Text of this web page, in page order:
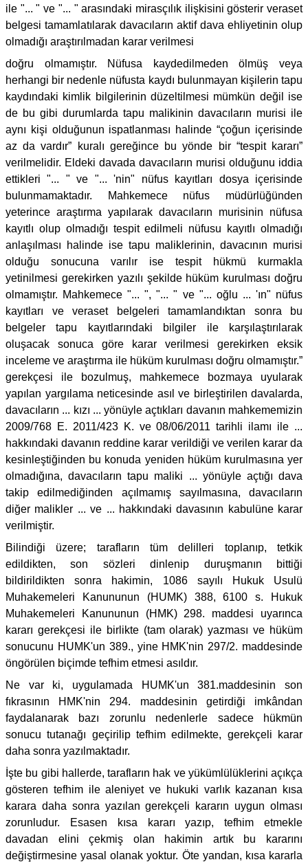
ile "... " ve "... " arasındaki mirasçılık ilişkisini gösterir veraset
belgesi tamamlatılarak davacıların aktif dava ehliyetinin olup
olmadığı araştırılmadan karar verilmesi
doğru olmamıştır. Nüfusa kaydedilmeden ölmüş veya
herhangi bir nedenle nüfusta kaydı bulunmayan kişilerin tapu
kaydındaki kimlik bilgilerinin düzeltilmesi mümkün değil ise
de bu gibi durumlarda tapu malikinin davacıların murisi ile
aynı kişi olduğunun ispatlanması halinde “çoğun içerisinde
az da vardır” kuralı gereğince bu yönde bir “tespit kararı”
verilmelidir. Eldeki davada davacıların murisi olduğunu iddia
ettikleri "... " ve "... 'nin" nüfus kayıtları dosya içerisinde
bulunmamaktadır. Mahkemece nüfus müdürlüğünden
yeterince araştırma yapılarak davacıların murisinin nüfusa
kayıtlı olup olmadığı tespit edilmeli nüfusu kayıtlı olmadığı
anlaşılması halinde ise tapu maliklerinin, davacının murisi
olduğu sonucuna varılır ise tespit hükmü kurmakla
yetinilmesi gerekirken yazılı şekilde hüküm kurulması doğru
olmamıştır. Mahkemece "... ", "... " ve "... oğlu ... 'ın" nüfus
kayıtları ve veraset belgeleri tamamlandıktan sonra bu
belgeler tapu kayıtlarındaki bilgiler ile karşılaştırılarak
oluşacak sonuca göre karar verilmesi gerekirken eksik
inceleme ve araştırma ile hüküm kurulması doğru olmamıştır.”
gerekçesi ile bozulmuş, mahkemece bozmaya uyularak
yapılan yargılama neticesinde asıl ve birleştirilen davalarda,
davacıların ... kızı ... yönüyle açtıkları davanın mahkememizin
2009/768 E. 2011/423 K. ve 08/06/2011 tarihli ilamı ile ...
hakkındaki davanın reddine karar verildiği ve verilen karar da
kesinleştiğinden bu konuda yeniden hüküm kurulmasına yer
olmadığına, davacıların tapu maliki ... yönüyle açtığı dava
takip edilmediğinden açılmamış sayılmasına, davacıların
diğer malikler ... ve ... hakkındaki davasının kabulüne karar
verilmiştir.
Bilindiği üzere; tarafların tüm delilleri toplanıp, tetkik
edildikten, son sözleri dinlenip duruşmanın bittiği
bildirildikten sonra hakimin, 1086 sayılı Hukuk Usulü
Muhakemeleri Kanununun (HUMK) 388, 6100 s. Hukuk
Muhakemeleri Kanununun (HMK) 298. maddesi uyarınca
kararı gerekçesi ile birlikte (tam olarak) yazması ve hüküm
sonucunu HUMK'un 389., yine HMK'nin 297/2. maddesinde
öngörülen biçimde tefhim etmesi asıldır.
Ne var ki, uygulamada HUMK'un 381.maddesinin son
fıkrasının HMK'nin 294. maddesinin getirdiği imkândan
faydalanarak bazı zorunlu nedenlerle sadece hükmün
sonucu tutanağı geçirilip tefhim edilmekte, gerekçeli karar
daha sonra yazılmaktadır.
İşte bu gibi hallerde, tarafların hak ve yükümlülüklerini açıkça
gösteren tefhim ile aleniyet ve hukuki varlık kazanan kısa
karara daha sonra yazılan gerekçeli kararın uygun olması
zorunludur. Esasen kısa kararı yazıp, tefhim etmekle
davadan elini çekmiş olan hakimin artık bu kararını
değiştirmesine yasal olanak yoktur. Öte yandan, kısa kararla